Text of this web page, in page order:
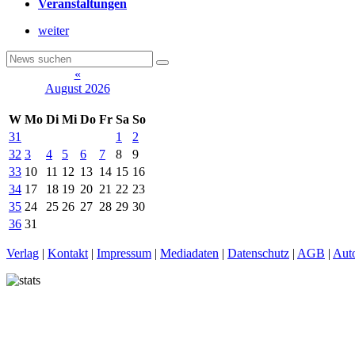
Veranstaltungen
weiter
«
August 2026
W Mo Di Mi Do Fr Sa So
31
1
2
32 3 4 5 6 7 8
9
33 10 11 12 13 14 15 16
34 17 18 19 20 21 22 23
35 24 25 26 27 28 29 30
36 31
Verlag | Kontakt | Impressum | Mediadaten | Datenschutz | AGB |